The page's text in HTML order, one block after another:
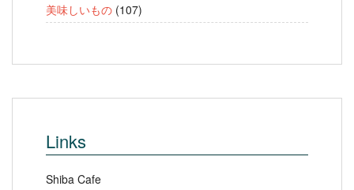
美味しいもの (107)
Links
Shiba Cafe